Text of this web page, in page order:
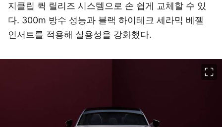
지클립 퀵 릴리즈 시스템으로 손 쉽게 교체할 수 있
다. 300m 방수 성능과 블랙 하이테크 세라믹 베젤
인서트를 적용해 실용성을 강화했다.